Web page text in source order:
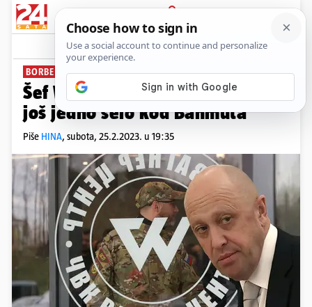
PRIJAVA
News Komentari
BORBE KOD BAHMUTA
Šef Wagnerovaca: Osvojili smo
još jedno selo kod Bahmuta
Piše HINA, subota, 25.2.2023. u 19:35